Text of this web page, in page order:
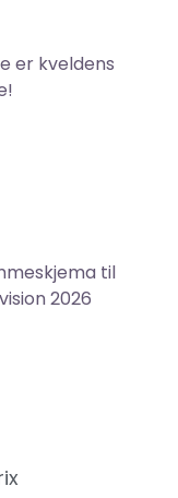
er kveldens
til
2026